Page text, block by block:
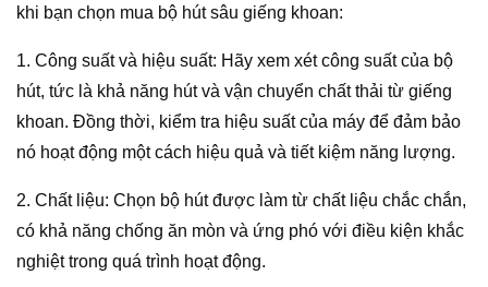
khi bạn chọn mua bộ hút sâu giếng khoan:
1. Công suất và hiệu suất: Hãy xem xét công suất của bộ
hút, tức là khả năng hút và vận chuyển chất thải từ giếng
khoan. Đồng thời, kiểm tra hiệu suất của máy để đảm bảo
nó hoạt động một cách hiệu quả và tiết kiệm năng lượng.
2. Chất liệu: Chọn bộ hút được làm từ chất liệu chắc chắn,
có khả năng chống ăn mòn và ứng phó với điều kiện khắc
nghiệt trong quá trình hoạt động.